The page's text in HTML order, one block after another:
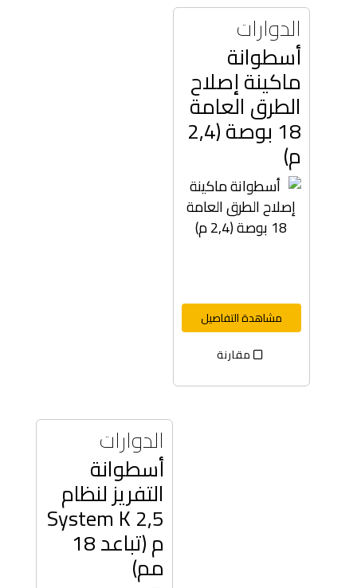
الدوارات
أسطوانة
ماكينة إصلاح
الطرق العامة
18 بوصة (2,4
م)
مشاهدة التفاصيل
مقارنة
الدوارات
أسطوانة
التفريز لنظام
System K 2,5
م (تباعد 18
مم)